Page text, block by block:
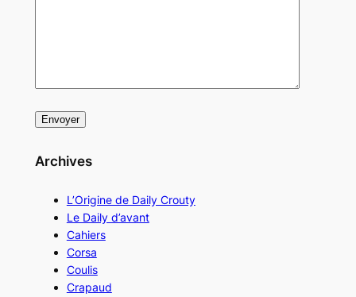
Archives
L’Origine de Daily Crouty
Le Daily d’avant
Cahiers
Corsa
Coulis
Crapaud